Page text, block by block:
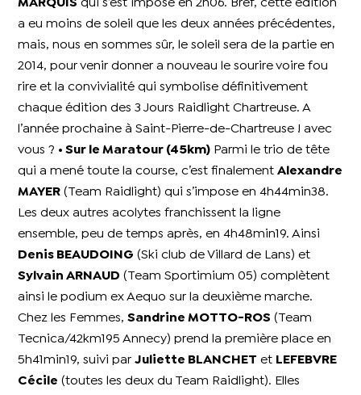
MARQUIS qui s’est imposé en 2h06. Bref, cette édition
a eu moins de soleil que les deux années précédentes,
mais, nous en sommes sûr, le soleil sera de la partie en
2014, pour venir donner a nouveau le sourire voire fou
rire et la convivialité qui symbolise définitivement
chaque édition des 3 Jours Raidlight Chartreuse. A
l’année prochaine à Saint-Pierre-de-Chartreuse ! avec
vous ? • Sur le Maratour (45km) Parmi le trio de tête
qui a mené toute la course, c’est finalementAlexandre
MAYER (Team Raidlight) qui s’impose en 4h44min38.
Les deux autres acolytes franchissent la ligne
ensemble, peu de temps après, en 4h48min19. Ainsi
Denis BEAUDOING (Ski club de Villard de Lans) et
Sylvain ARNAUD (Team Sportimium 05) complètent
ainsi le podium ex Aequo sur la deuxième marche.
Chez les Femmes,Sandrine MOTTO-ROS (Team
Tecnica/42km195 Annecy) prend la première place en
5h41min19, suivi parJuliette BLANCHET et LEFEBVRE
Cécile (toutes les deux du Team Raidlight). Elles